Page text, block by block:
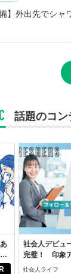
】外出先でシ
話題のコン
社会人デビュ
完璧！ 印象
ルフプロデュ
社会人ライフ